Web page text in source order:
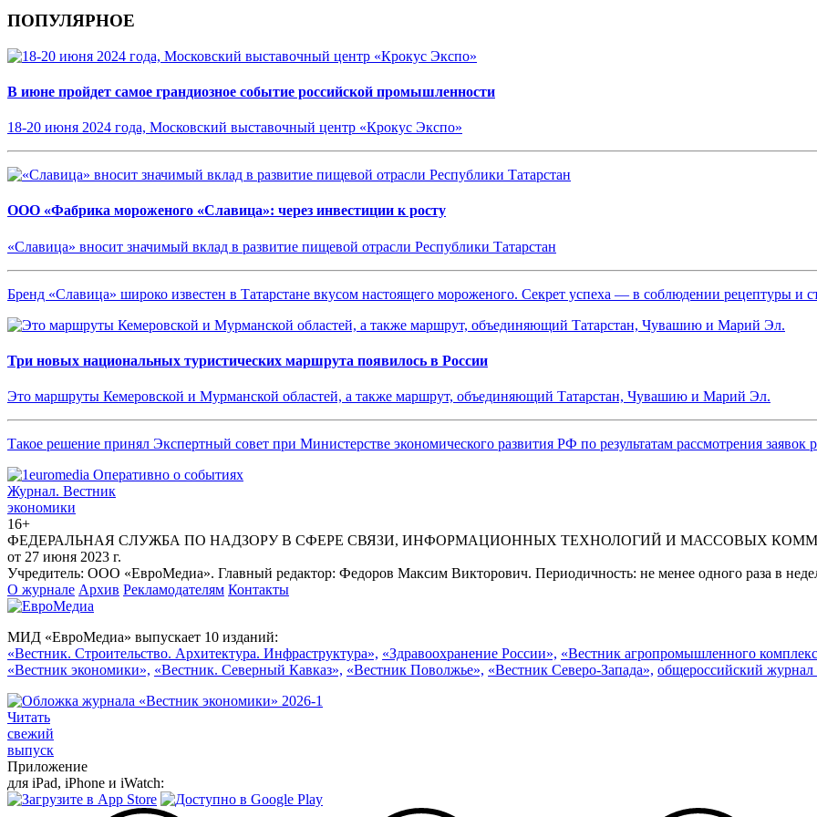
ПОПУЛЯРНОЕ
В июне пройдет самое грандиозное событие российской промышленности
18-20 июня 2024 года, Московский выставочный центр «Крокус Экспо»
ООО «Фабрика мороженого «Славица»: через инвестиции к росту
«Славица» вносит значимый вклад в развитие пищевой отрасли Республики Татарстан
Бренд «Славица» широко известен в Татарстане вкусом настоящего мороженого. Секрет успеха — в соблюдении рецептуры и
Три новых национальных туристических маршрута появилось в России
Это маршруты Кемеровской и Мурманской областей, а также маршрут, объединяющий Татарстан, Чувашию и Марий Эл.
Такое решение принял Экспертный совет при Министерстве экономического развития РФ по результатам рассмотрения заявок
Журнал. Вестник
экономики
16+
ФЕДЕРАЛЬНАЯ СЛУЖБА ПО НАДЗОРУ В СФЕРЕ СВЯЗИ, ИНФОРМАЦИОННЫХ ТЕХНОЛОГИЙ И МАССОВЫХ
от 27 июня 2023 г.
Учредитель: ООО «ЕвроМедиа». Главный редактор: Федоров Максим Викторович. Периодичность: не менее одного раза в
О журнале Архив Рекламодателям Контакты
МИД «ЕвроМедиа» выпускает 10 изданий:
«Вестник. Строительство. Архитектура. Инфраструктура», «Здравоохранение России», «Вестник агропромышленного
«Вестник экономики», «Вестник. Северный Кавказ», «Вестник Поволжье», «Вестник Северо-Запада», общероссийский
Читать
свежий
выпуск
Приложение
для iPad, iPhone и iWatch: